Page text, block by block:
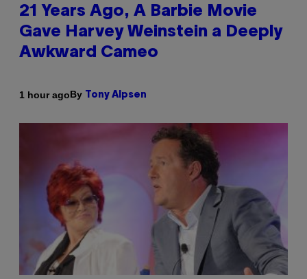
21 Years Ago, A Barbie Movie
Gave Harvey Weinstein a Deeply
Awkward Cameo
1 hour agoBy Tony Alpsen